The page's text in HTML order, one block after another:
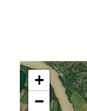
+
−